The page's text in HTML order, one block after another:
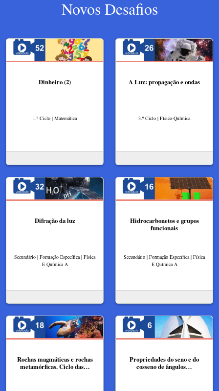
Novos Desafios
Dinheiro (2)
1.º Ciclo | Matemática
A Luz: propagação e ondas
3.º Ciclo | Físico-Química
Difração da luz
Secundário | Formação Específica | Física
E Química A
Hidrocarbonetos e grupos
funcionais
Secundário | Formação Específica | Física
E Química A
Rochas magmáticas e rochas
metamórficas. Ciclo das…
Propriedades do seno e do
cosseno de ângulos…